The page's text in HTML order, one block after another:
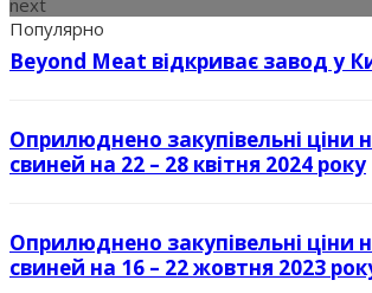
next
Популярно
Beyond Meat відкриває завод у
Оприлюднено закупівельні ціни
свиней на 22 – 28 квітня 2024 року
Оприлюднено закупівельні ціни
свиней на 16 – 22 жовтня 2023